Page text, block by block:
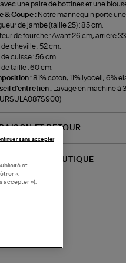
une paire de bottines et une
& Coupe : Notre mannequin porte
de jambe (taille 25) : 85 cm.
de fourche : Avant 26 cm, arrière 33
de cheville : 52 cm.
de cuisse : 56 cm.
de taille : 60 cm.
:81% coton, 11% lyocell, 6%
d'entretien :
Lavage en machine à
ET RETOUR
BOUTIQUE
et
»,
accepter »).
sans accepter